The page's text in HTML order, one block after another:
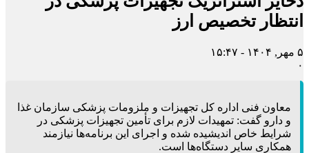
انتظار تخصیص ارز
۵ مهر, ۱۴۰۴ - ۱۵:۴۷
۰
معاون فنی اداره کل تجهیزات و ملزومات پزشکی سازمان غذا
و دارو گفت: تمهیدات لازم برای تأمین تجهیزات پزشکی در
شرایط خاص اندیشیده شده و اجرای این برنامه‌ها نیازمند
همکاری سایر دستگاه‌ها است.